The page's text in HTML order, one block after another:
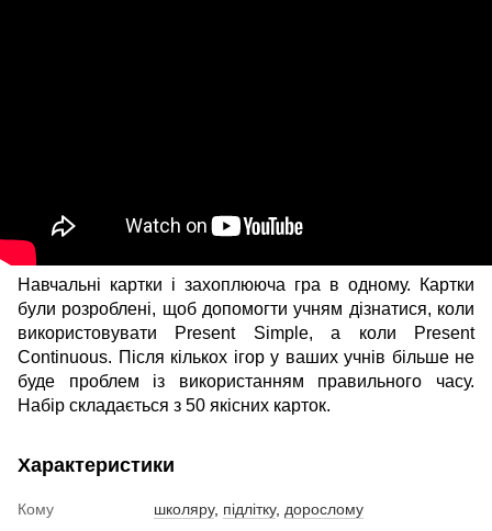
Навчальні картки і захоплююча гра в одному. Картки
були розроблені, щоб допомогти учням дізнатися, коли
використовувати Present Simple, а коли Present
Continuous. Після кількох ігор у ваших учнів більше не
буде проблем із використанням правильного часу.
Набір складається з 50 якісних карток.
Характеристики
Кому школяру, підлітку, дорослому